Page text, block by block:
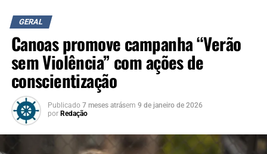
GERAL
Canoas promove campanha “Verão
sem Violência” com ações de
conscientização
Publicado 7 meses atrásem 9 de janeiro de 2026
por Redação